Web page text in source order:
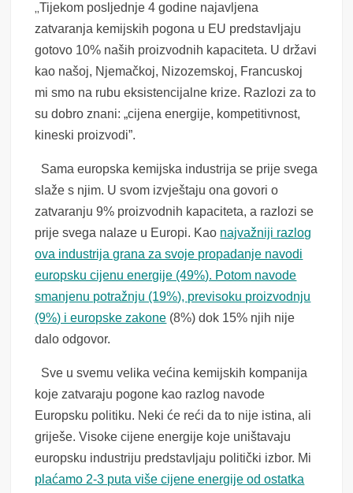
„Tijekom posljednje 4 godine najavljena
zatvaranja kemijskih pogona u EU predstavljaju
gotovo 10% naših proizvodnih kapaciteta. U državi
kao našoj, Njemačkoj, Nizozemskoj, Francuskoj
mi smo na rubu eksistencijalne krize. Razlozi za to
su dobro znani: „cijena energije, kompetitivnost,
kineski proizvodi”.
Sama europska kemijska industrija se prije svega
slaže s njim. U svom izvještaju ona govori o
zatvaranju 9% proizvodnih kapaciteta, a razlozi se
prije svega nalaze u Europi. Kao najvažniji razlog
ova industrija grana za svoje propadanje navodi
europsku cijenu energije (49%). Potom navode
smanjenu potražnju (19%), previsoku proizvodnju
(9%) i europske zakone (8%) dok 15% njih nije
dalo odgovor.
Sve u svemu velika većina kemijskih kompanija
koje zatvaraju pogone kao razlog navode
Europsku politiku. Neki će reći da to nije istina, ali
griješe. Visoke cijene energije koje uništavaju
europsku industriju predstavljaju politički izbor. Mi
plaćamo 2-3 puta više cijene energije od ostatka